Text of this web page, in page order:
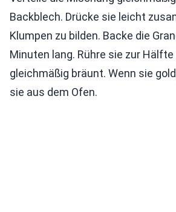
Backblech. Drücke sie leicht
Klumpen zu bilden. Backe die
Minuten lang. Rühre sie zur
gleichmäßig bräunt. Wenn sie
sie aus dem Ofen.